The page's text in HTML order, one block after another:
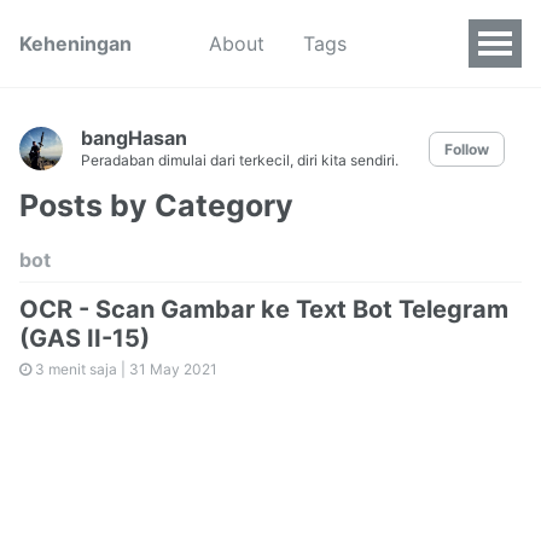
Keheningan About Tags
bangHasan
Peradaban dimulai dari terkecil, diri kita sendiri.
Follow
Posts by Category
bot
OCR - Scan Gambar ke Text Bot Telegram
(GAS II-15)
3 menit saja | 31 May 2021